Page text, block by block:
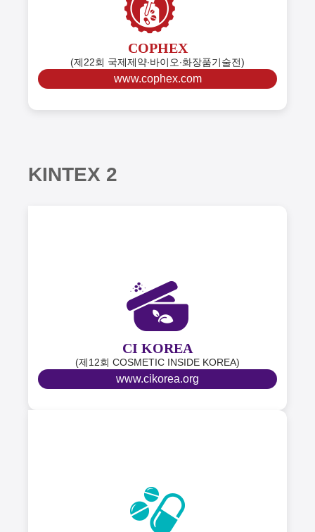
COPHEX
(제22회 국제제약∙바이오∙화장품기술전)
www.cophex.com
KINTEX 2
CI KOREA
(제12회 COSMETIC INSIDE KOREA)
www.cikorea.org